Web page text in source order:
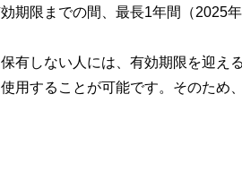
期限までの間、最長1年間（2025
有しない人には、有効期限を迎
用することが可能です。そのため